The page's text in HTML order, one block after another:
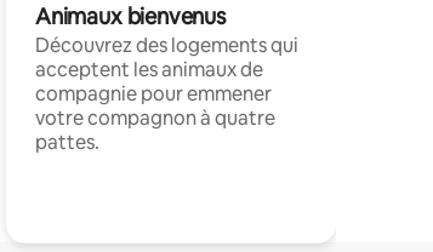
Animaux bienvenus
Découvrez des logements qui
acceptent les animaux de
compagnie pour emmener
votre compagnon à quatre
pattes.